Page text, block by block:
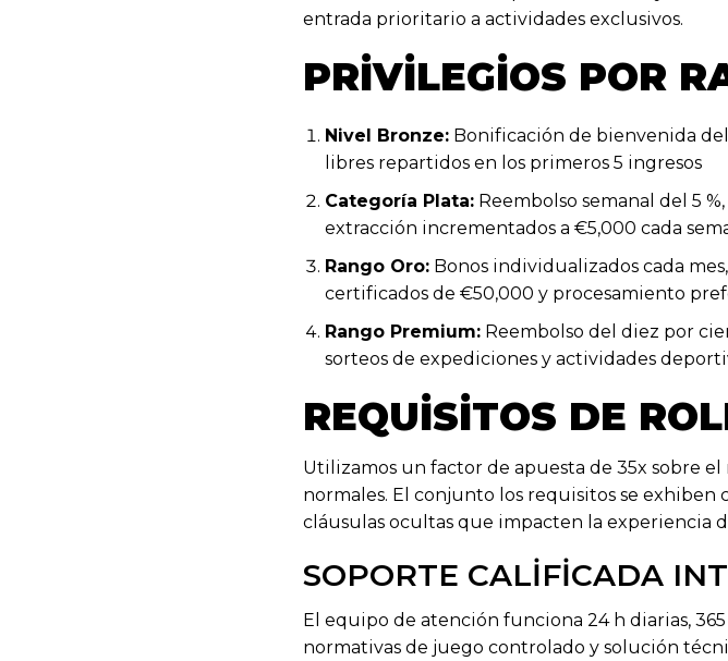
entrada prioritario a actividades exclusivos.
PRIVILEGIOS POR
Nivel Bronze:Bonificación de bienvenida
libres repartidos en los primeros 5 ingresos
Categoría Plata:Reembolso semanal del 5
extracción incrementados a €5,000 cada
Rango Oro:Bonos individualizados cada
certificados de €50,000 y procesamiento
Rango Premium:Reembolso del diez por
sorteos de expediciones y actividades
REQUISITOS DE
Utilizamos un factor de apuesta de 35x sobre
normales. El conjunto los requisitos se
cláusulas ocultas que impacten la experiencia
SOPORTE CALIFICADA
El equipo de atención funciona 24 h diarias,
normativas de juego controlado y solución